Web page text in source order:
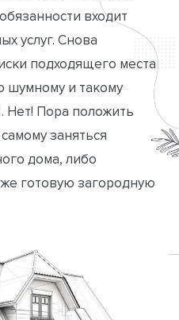
входит
услуг. Снова
подходящего места
шумному и такому
Нет! Пора положить
заняться
дома, либо
готовую загородную